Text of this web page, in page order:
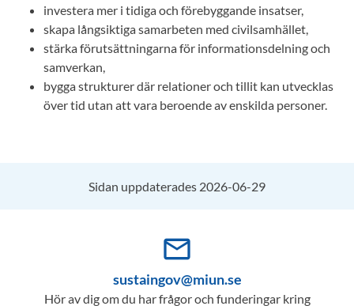
investera mer i tidiga och förebyggande insatser,
skapa långsiktiga samarbeten med civilsamhället,
stärka förutsättningarna för informationsdelning och
samverkan,
bygga strukturer där relationer och tillit kan utvecklas
över tid utan att vara beroende av enskilda personer.
Sidan uppdaterades 2026-06-29
mail_outline
sustaingov@miun.se
Hör av dig om du har frågor och funderingar kring